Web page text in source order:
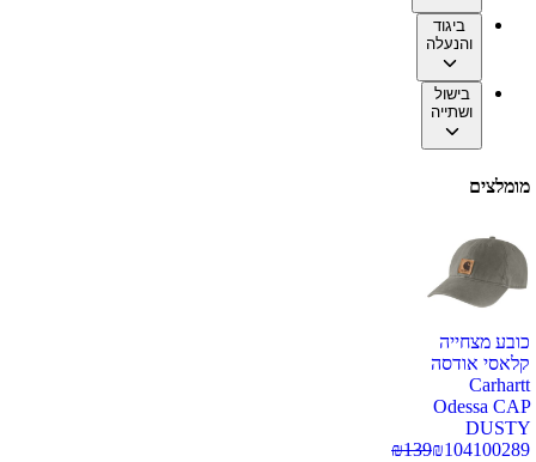
ביגוד
והנעלה
בישול
ושתייה
מומלצים
כובע מצחייה
קלאסי אודסה
Carhartt
Odessa CAP
DUSTY
100289
₪104
₪139